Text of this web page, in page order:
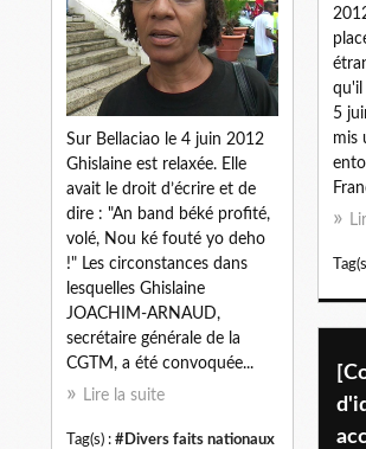
Sur Bellaciao le 4 juin 2012
Ghislaine est relaxée. Elle
avait le droit d’écrire et de
dire : "An band béké profité,
volé, Nou ké fouté yo deho
!" Les circonstances dans
lesquelles Ghislaine
JOACHIM-ARNAUD,
secrétaire générale de la
CGTM, a été convoquée...
Lire la suite
Tag(s) : #Divers faits nationaux
qu'il
5
mis